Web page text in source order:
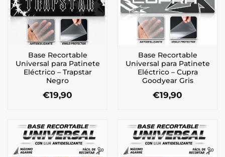
Base Recortable
Universal para Patinete
Eléctrico – Trapstar
Negro
€19,90
Base Recortable
Universal para Patinete
Eléctrico – Cupra
Goodyear Gris
€19,90